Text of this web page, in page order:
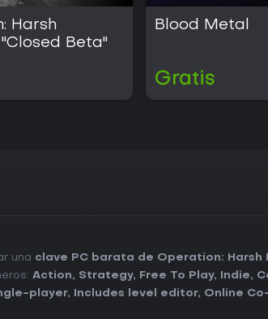
Harsh
Beta"
Blood Metal
Gratis
una clave PC barata de Operation: Harsh
Action, Strategy, Free To Play, Indie,
player, Includes level editor, Online